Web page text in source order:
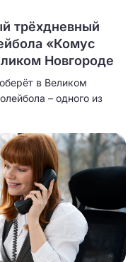
трёхдневный
«Комус
Новгороде
в Великом
– одного из